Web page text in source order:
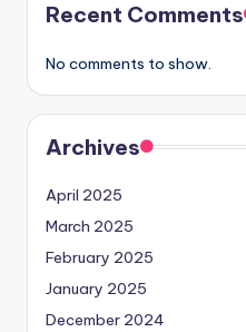
Recent Comments
No comments to show.
Archives
April 2025
March 2025
February 2025
January 2025
December 2024